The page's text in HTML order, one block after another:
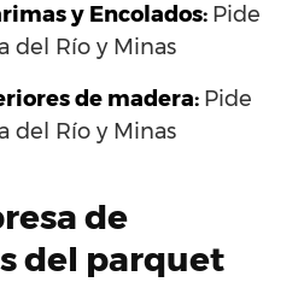
y Encolados: Pide
del Río y Minas
de madera: Pide
del Río y Minas
de
del parquet